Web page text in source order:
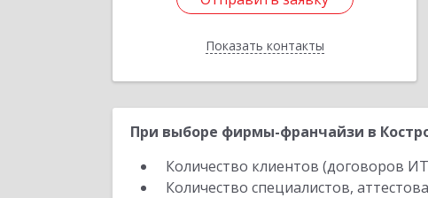
Показать контакты
Назад
При выборе фирмы-франчайзи в
Количество клиентов (договоров
Количество специалистов,